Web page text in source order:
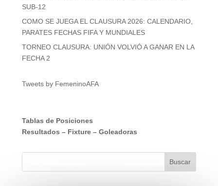
SUB-12
COMO SE JUEGA EL CLAUSURA 2026: CALENDARIO,
PARATES FECHAS FIFA Y MUNDIALES
TORNEO CLAUSURA: UNIÓN VOLVIÓ A GANAR EN LA
FECHA 2
Tweets by FemeninoAFA
Tablas de Posiciones
Resultados – Fixture– Goleadoras